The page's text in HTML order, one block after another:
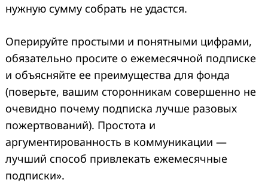
нужную сумму собрать не удастся.
Оперируйте простыми и понятными цифрами,
обязательно просите о ежемесячной подписке
и объясняйте ее преимущества для фонда
(поверьте, вашим сторонникам совершенно не
очевидно почему подписка лучше разовых
пожертвований). Простота и
аргументированность в коммуникации —
лучший способ привлекать ежемесячные
подписки».